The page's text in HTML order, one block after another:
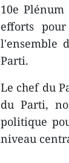
10e
efforts
l'ensemble
Parti.
Le chef du
du Parti,
politique
niveau